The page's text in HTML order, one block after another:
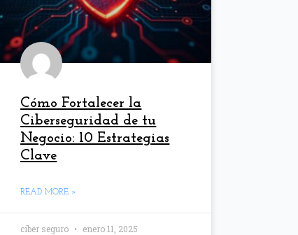
Cómo Fortalecer la
Ciberseguridad de tu
Negocio: 10 Estrategias
Clave
READ MORE »
ciber seguro enero 11, 2025